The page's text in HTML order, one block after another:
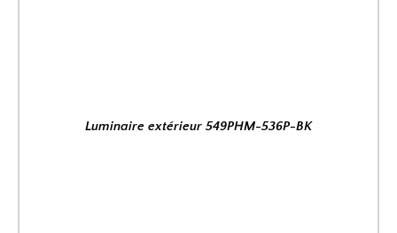
Luminaire extérieur 549PHM-536P-BK